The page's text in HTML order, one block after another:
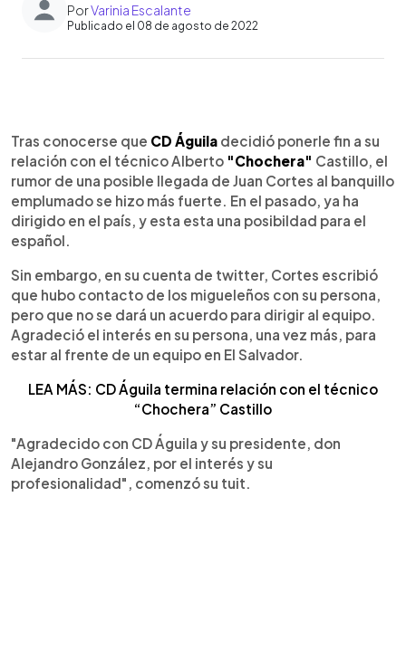
PorVarinia Escalante
Publicado el 08 de agosto de 2022
Escuchar artículo
Tras conocerse que CD Águila decidió ponerle fin a su
relación con el técnico Alberto "Chochera" Castillo, el
rumor de una posible llegada de Juan Cortes al banquillo
emplumado se hizo más fuerte. En el pasado, ya ha
dirigido en el país, y esta esta una posibildad para el
español.
Sin embargo, en su cuenta de twitter, Cortes escribió
que hubo contacto de los migueleños con su persona,
pero que no se dará un acuerdo para dirigir al equipo.
Agradeció el interés en su persona, una vez más, para
estar al frente de un equipo en El Salvador.
LEA MÁS: CD Águila termina relación con el técnico
“Chochera” Castillo
"Agradecido con CD Águila y su presidente, don
Alejandro González, por el interés y su
profesionalidad", comenzó su tuit.